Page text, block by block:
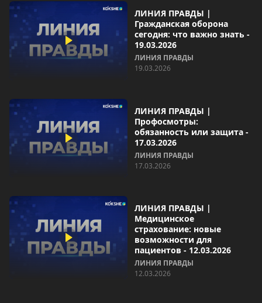
ЛИНИЯ ПРАВДЫ |
Гражданская оборона
сегодня: что важно знать -
19.03.2026
ЛИНИЯ ПРАВДЫ
19.03.2026
ЛИНИЯ ПРАВДЫ |
Профосмотры:
обязанность или защита -
17.03.2026
ЛИНИЯ ПРАВДЫ
17.03.2026
ЛИНИЯ ПРАВДЫ |
Медицинское
страхование: новые
возможности для
пациентов - 12.03.2026
ЛИНИЯ ПРАВДЫ
12.03.2026